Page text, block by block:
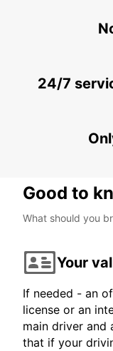
SAN LUIS
24/7
Good to
What should you
Your
If needed - an
license or an
main driver and
that if your